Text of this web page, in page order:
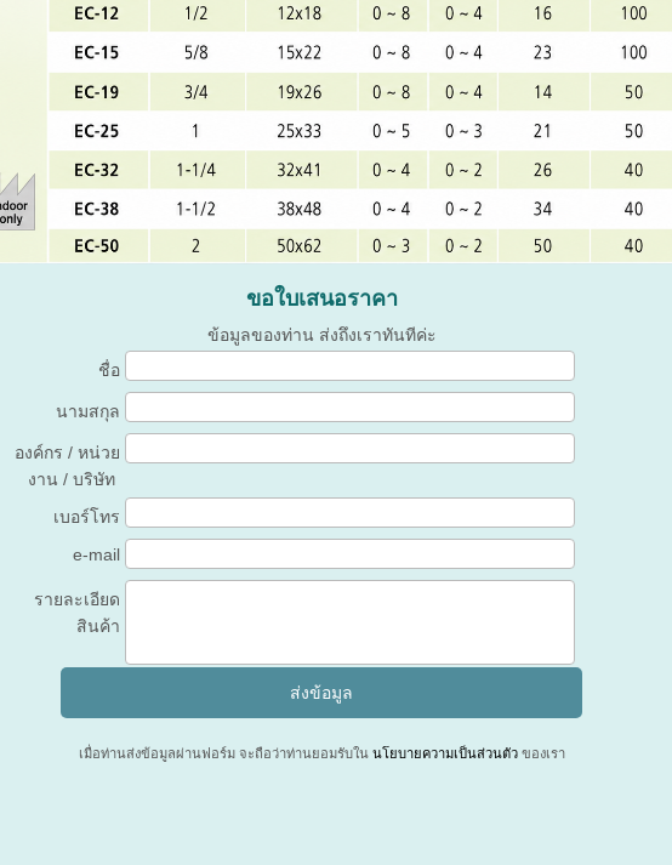
ขอใบเสนอราคา
ข้อมูลของท่าน ส่งถึงเราทันทีค่ะ
ชื่อ
นามสกุล
องค์กร / หน่วย
งาน / บริษัท
เบอร์โทร
e-mail
รายละเอียด
สินค้า
เมื่อท่านส่งข้อมูลผ่านฟอร์ม จะถือว่าท่านยอมรับในนโยบายความเป็นส่วนตัว ของเรา